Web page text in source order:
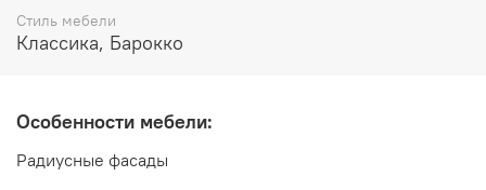
длина 2300 мм
глубина 670 мм
Стиль мебели
Классика, Барокко
Особенности мебели:
Радиусные фасады